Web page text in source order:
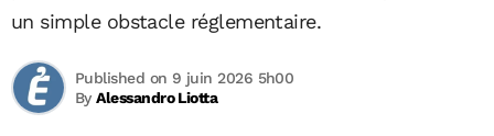
un simple obstacle réglementaire.
ByAlessandro Liotta
Published on 9 juin 2026 5h00